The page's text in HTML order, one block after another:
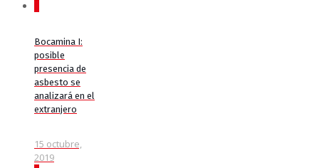
Bocamina I:
posible
presencia de
asbesto se
analizará en el
extranjero
15 octubre,
2019